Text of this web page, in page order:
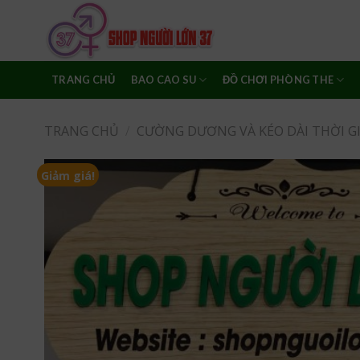
TRANG CHỦ BAO CAO SU ĐỒ CHƠI PHÒNG THE
TRANG CHỦ CƯỜNG DƯƠNG VÀ KÉO DÀI THỜI
Giảm giá!